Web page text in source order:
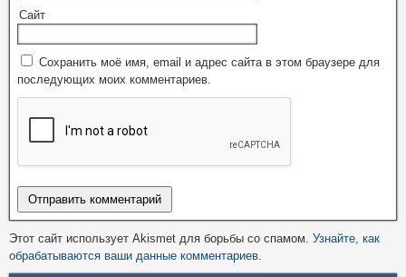
Сайт
Сохранить моё имя, email и адрес сайта в этом браузере для
последующих моих комментариев.
Этот сайт использует Akismet для борьбы со спамом. Узнайте, как
обрабатываются ваши данные комментариев.